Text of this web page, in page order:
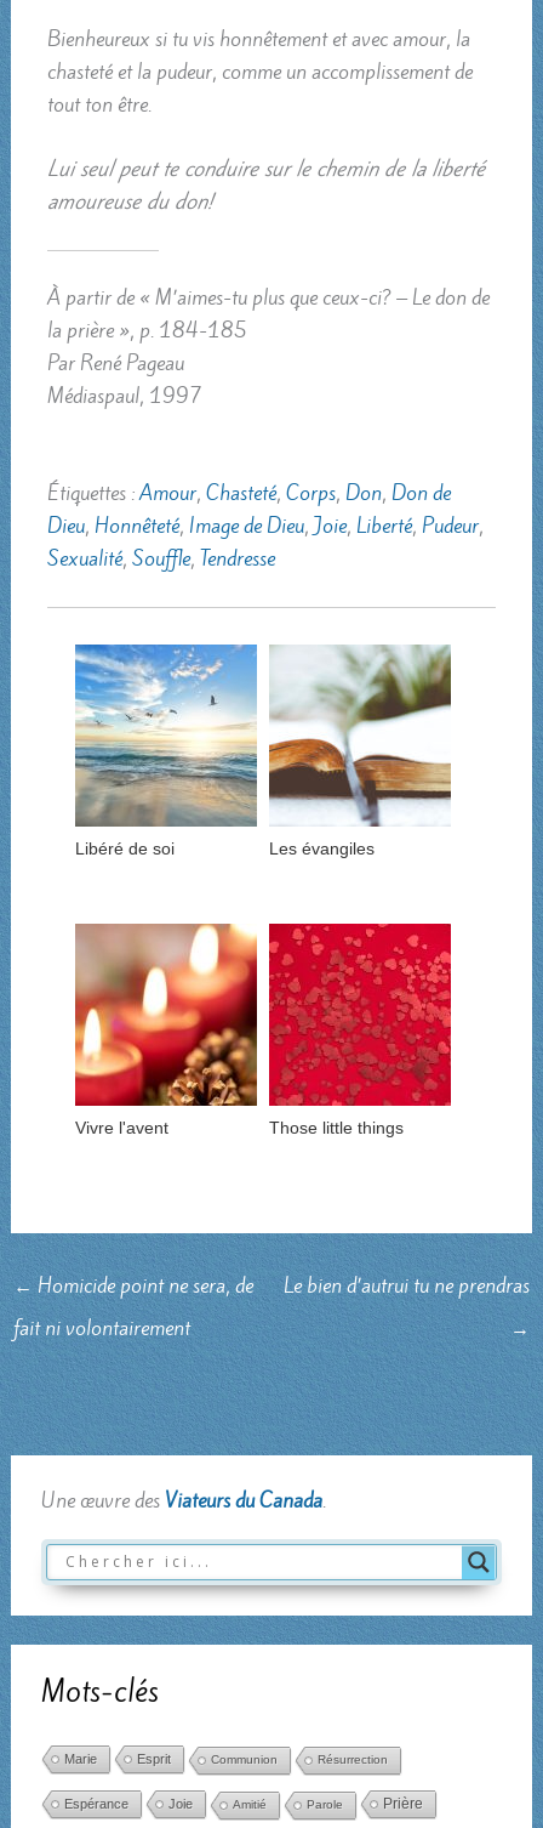
Bienheureux si tu vis honnêtement et avec amour, la
chasteté et la pudeur, comme un accomplissement de
tout ton être.
Lui seul peut te conduire sur le chemin de la liberté
amoureuse du don!
À partir de « M’aimes-tu plus que ceux-ci? – Le don de
la prière », p. 184-185
Par René Pageau
Médiaspaul, 1997
Étiquettes :Amour, Chasteté, Corps, Don, Don de
Dieu, Honnêteté, Image de Dieu, Joie, Liberté, Pudeur,
Sexualité, Souffle, Tendresse
Libéré de soi Les évangiles
Vivre l'avent Those little things
← Homicide point ne sera, de
fait ni volontairement
Le bien d’autrui tu ne prendras
→
Une œuvre des Viateurs du Canada.
Mots-clés
Marie Esprit Communion Résurrection
Espérance Joie Amitié Parole Prière